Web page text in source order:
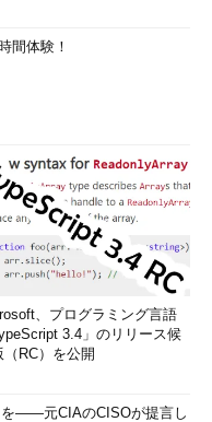
間体験！
、プログラミング言語
3.4」のリリース候
（RC）を公開
を――元CIAのCISOが提言し